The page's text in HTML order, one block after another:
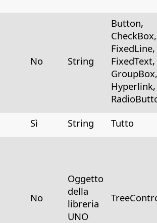
No String
Button,
CheckBox,
FixedLine,
FixedText,
GroupBox,
Hyperlink,
Sì String Tutto
No
Oggetto
della
libreria
UNO